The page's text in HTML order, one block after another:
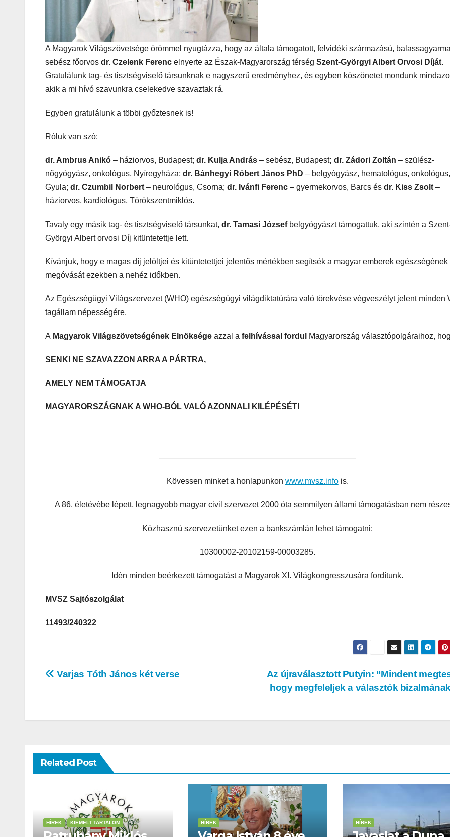
A Magyarok Világszövetsége örömmel nyugtázza, hogy az általa támogatott, felvidéki származású,
sebész főorvos dr. Czelenk Ferenc elnyerte az Észak-Magyarország térség Szent-Györgyi Albert Orvosi Díját.
Gratulálunk tag- és tisztségviselő társunknak e nagyszerű eredményhez, és egyben köszönetet mondunk
akik a mi hívó szavunkra cselekedve szavaztak rá.
Egyben gratulálunk a többi győztesnek is!
Róluk van szó:
dr. Ambrus Anikó – háziorvos, Budapest; dr. Kulja András – sebész, Budapest; dr. Zádori Zoltán – szülész-
nőgyógyász, onkológus, Nyíregyháza; dr. Bánhegyi Róbert János PhD – belgyógyász, hematológus, onkológus,
Gyula; dr. Czumbil Norbert – neurológus, Csorna; dr. Ivánfi Ferenc – gyermekorvos, Barcs és dr. Kiss Zsolt –
háziorvos, kardiológus, Törökszentmiklós.
Tavaly egy másik tag- és tisztségviselő társunkat, dr. Tamasi Józsefbelgyógyászt támogattuk, aki szintén a
Györgyi Albert orvosi Díj kitüntetettje lett.
Kívánjuk, hogy e magas díj jelöltjei és kitüntetettjei jelentős mértékben segítsék a magyar emberek egészségének
megóvását ezekben a nehéz időkben.
Az Egészségügyi Világszervezet (WHO) egészségügyi világdiktatúrára való törekvése végveszélyt jelent minden
tagállam népességére.
A Magyarok Világszövetségének Elnöksége azzal a felhívással fordul Magyarország választópolgáraihoz,
SENKI NE SZAVAZZON ARRA A PÁRTRA,
AMELY NEM TÁMOGATJA
MAGYARORSZÁGNAK A WHO-BÓL VALÓ AZONNALI KILÉPÉSÉT!
————————————————————————–
Kövessen minket a honlapunkon www.mvsz.infois.
A 86. életévébe lépett, legnagyobb magyar civil szervezet 2000 óta semmilyen állami támogatásban nem
Közhasznú szervezetünket ezen a bankszámlán lehet támogatni:
10300002-20102159-00003285.
Idén minden beérkezett támogatást a Magyarok XI. Világkongresszusára fordítunk.
MVSZ Sajtószolgálat
11493/240322
Az újraválasztott Putyin: “Mindent
hogy megfeleljek a választók
Varjas Tóth János két verse
Related Post
HÍREK KIEMELT TARTALOM HÍREK HÍREK